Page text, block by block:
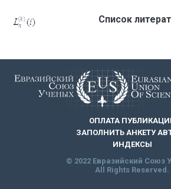
Список
ОПЛАТА
ЗАПОЛНИТЬ АНКЕТУ
ИНДЕКСЫ
© 2022 Евразийский Союз
All Rights Reserved.